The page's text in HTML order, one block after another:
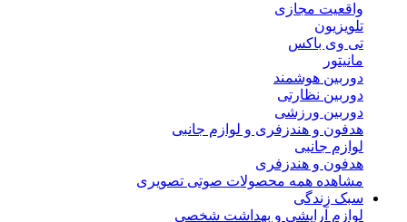
واقعیت مجازی
تلویزیون
تی وی باکس
مانیتور
دوربین هوشمند
دوربین نظارتی
دوربین ورزشی
هدفون و هندزفری و لوازم جانبی
لوازم جانبی
هدفون و هندزفری
مشاهده همه محصولات صوتی تصویری
سبک زندگی
لوازم آرایشی و بهداشت شخصی